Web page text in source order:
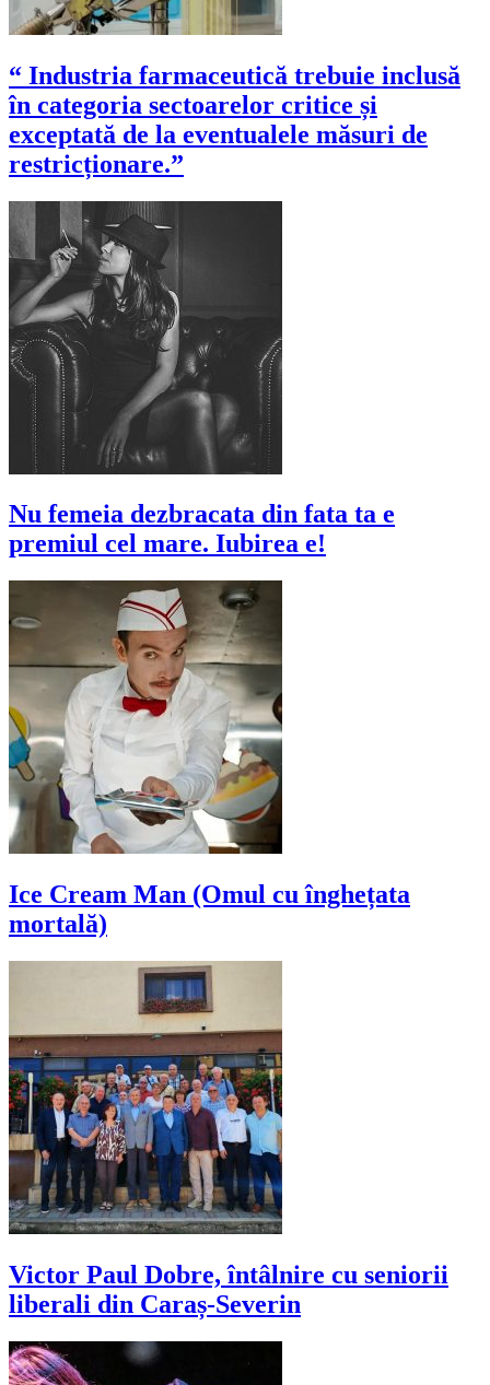
“ Industria farmaceutică trebuie inclusă
în categoria sectoarelor critice și
exceptată de la eventualele măsuri de
restricționare.”
Nu femeia dezbracata din fata ta e
premiul cel mare. Iubirea e!
Ice Cream Man (Omul cu înghețata
mortală)
Victor Paul Dobre, întâlnire cu seniorii
liberali din Caraș-Severin